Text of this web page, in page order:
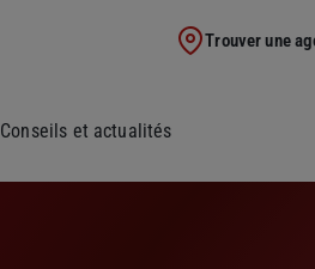
Trouver une
Conseils et actualités